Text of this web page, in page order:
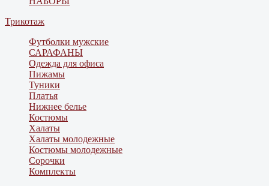
Трикотаж
Футболки мужские
САРАФАНЫ
Одежда для офиса
Пижамы
Туники
Платья
Нижнее белье
Костюмы
Халаты
Халаты молодежные
Костюмы молодежные
Сорочки
Комплекты